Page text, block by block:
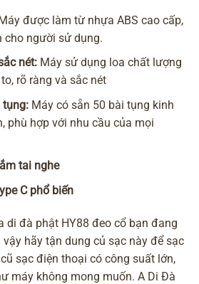
được làm từ nhựa ABS cao cấp,
cho người sử dụng.
nét: Máy sử dụng loa chất lượng
rõ ràng và sắc nét
tụng: Máy có sẵn 50 bài tụng kinh
phù hợp với nhu cầu của mọi
tai nghe
C phổ biến
di đà phật HY88 đeo cổ bạn đang
hãy tận dung củ sạc này để sạc
sạc điện thoại có công suất lớn,
máy không mong muốn. A Di Đà